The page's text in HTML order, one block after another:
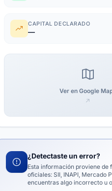
CAPITAL DECLARADO
—
Ver en Google
¿Detectaste un error?
Esta información proviene de
oficiales: SII, INAPI, Mercado
encuentras algo incorrecto u